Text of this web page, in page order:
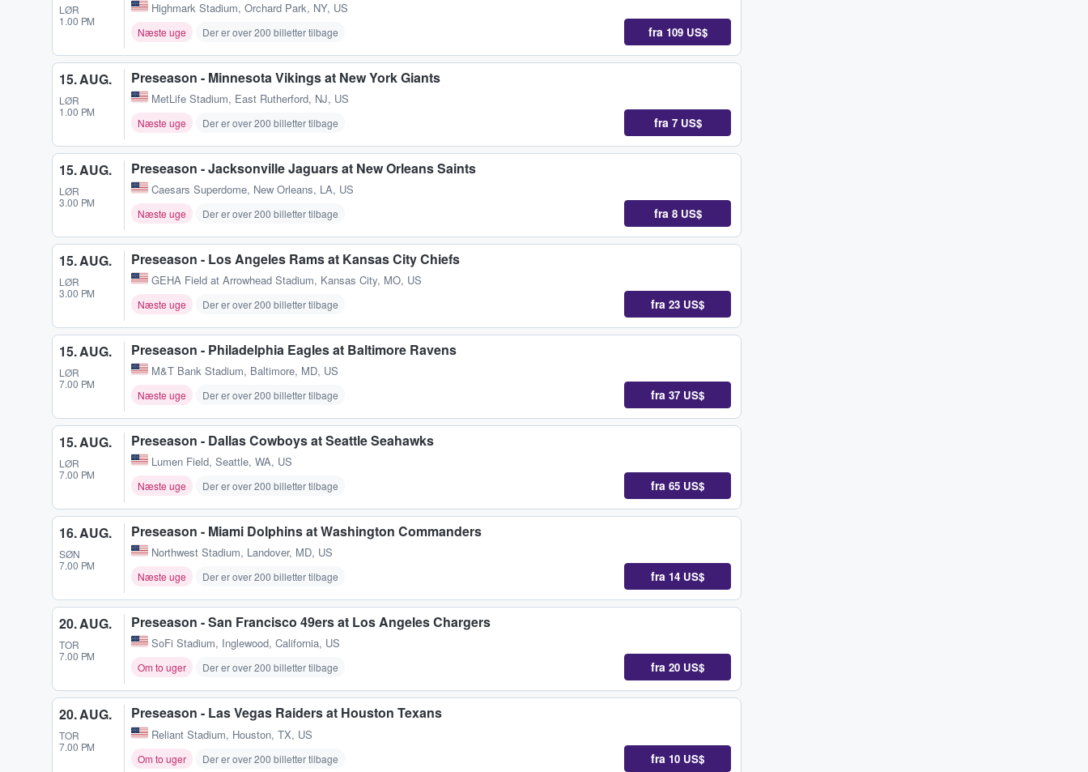
LØR
1.00 PM
Highmark Stadium, Orchard Park, NY, US
Næste uge Der er over 200 billetter tilbage fra 109 US$
15. AUG.
LØR
1.00 PM
Preseason - Minnesota Vikings at New York Giants
MetLife Stadium, East Rutherford, NJ, US
Næste uge Der er over 200 billetter tilbage fra 7 US$
15. AUG.
LØR
3.00 PM
Preseason - Jacksonville Jaguars at New Orleans Saints
Caesars Superdome, New Orleans, LA, US
Næste uge Der er over 200 billetter tilbage fra 8 US$
15. AUG.
LØR
3.00 PM
Preseason - Los Angeles Rams at Kansas City Chiefs
GEHA Field at Arrowhead Stadium, Kansas City, MO, US
Næste uge Der er over 200 billetter tilbage fra 23 US$
15. AUG.
LØR
7.00 PM
Preseason - Philadelphia Eagles at Baltimore Ravens
M&T Bank Stadium, Baltimore, MD, US
Næste uge Der er over 200 billetter tilbage fra 37 US$
15. AUG.
LØR
7.00 PM
Preseason - Dallas Cowboys at Seattle Seahawks
Lumen Field, Seattle, WA, US
Næste uge Der er over 200 billetter tilbage fra 65 US$
16. AUG.
SØN
7.00 PM
Preseason - Miami Dolphins at Washington Commanders
Northwest Stadium, Landover, MD, US
Næste uge Der er over 200 billetter tilbage fra 14 US$
20. AUG.
TOR
7.00 PM
Preseason - San Francisco 49ers at Los Angeles Chargers
SoFi Stadium, Inglewood, California, US
Om to uger Der er over 200 billetter tilbage fra 20 US$
20. AUG.
TOR
7.00 PM
Preseason - Las Vegas Raiders at Houston Texans
Reliant Stadium, Houston, TX, US
Om to uger Der er over 200 billetter tilbage fra 10 US$